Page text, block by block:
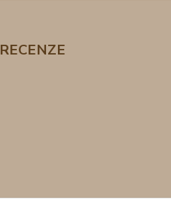
RECENZE